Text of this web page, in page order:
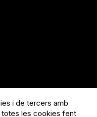
i de tercers amb
totes les cookies fent